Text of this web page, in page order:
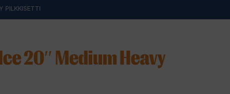
PILKKISETTI
20″ Medium Heavy